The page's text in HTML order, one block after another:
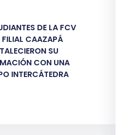
DE LA FCV
FILIAL CAAZAPÁ
SU
CON UNA
INTERCÁTEDRA